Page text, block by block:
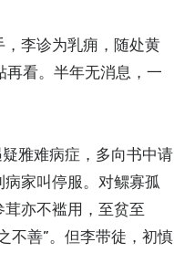
李诊为乳痈，随处黄
再看。半年无消息，一
雅难病症，多向书中请
家叫停服。对鳏寡孤
亦不褴用，至贫至
不善”。但李带徒，初慎